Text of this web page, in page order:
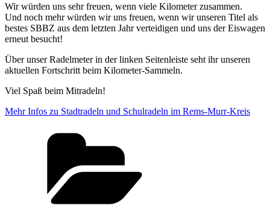
Wir würden uns sehr freuen, wenn viele Kilometer zusammen.
Und noch mehr würden wir uns freuen, wenn wir unseren Titel als
bestes SBBZ aus dem letzten Jahr verteidigen und uns der Eiswagen
erneut besucht!
Über unser Radelmeter in der linken Seitenleiste seht ihr unseren
aktuellen Fortschritt beim Kilometer-Sammeln.
Viel Spaß beim Mitradeln!
Mehr Infos zu Stadtradeln und Schulradeln im Rems-Murr-Kreis